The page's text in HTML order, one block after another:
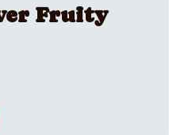
Fruity